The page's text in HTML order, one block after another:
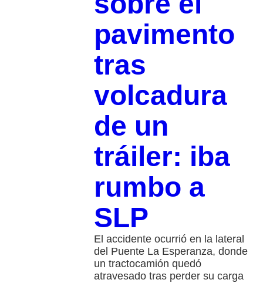
pavimento
tras
volcadura
de un
tráiler: iba
rumbo a
SLP
El accidente ocurrió en la lateral
del Puente La Esperanza, donde
un tractocamión quedó
atravesado tras perder su carga